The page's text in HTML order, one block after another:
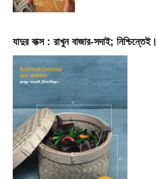
যাদুর বাক্স : রাখুন বাজার-সদাই; নিশ্চিন্তেই।